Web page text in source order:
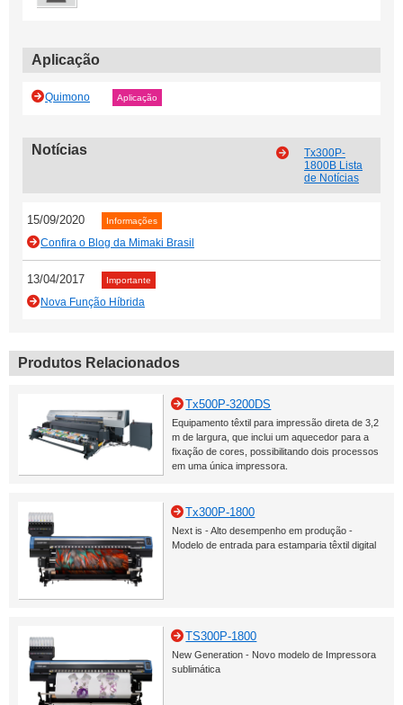
Aplicação
Quimono Aplicação
Notícias
Tx300P-
1800B Lista
de Notícias
15/09/2020 Informações
Confira o Blog da Mimaki Brasil
13/04/2017 Importante
Nova Função Híbrida
Produtos Relacionados
Tx500P-3200DS
Equipamento têxtil para impressão direta de 3,2
m de largura, que inclui um aquecedor para a
fixação de cores, possibilitando dois processos
em uma única impressora.
Tx300P-1800
Next is - Alto desempenho em produção -
Modelo de entrada para estamparia têxtil digital
TS300P-1800
New Generation - Novo modelo de Impressora
sublimática